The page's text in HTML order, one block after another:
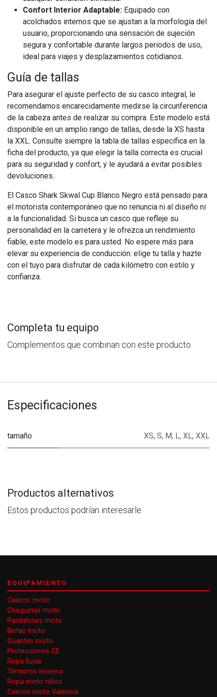
Confort Interior Adaptable: Equipado con
acolchados internos que se ajustan a la morfología del
usuario, proporcionando una sensación de sujeción
segura y confortable durante largos periodos de uso,
ideal para viajes y desplazamientos cotidianos.
Guía de tallas
Para asegurar el ajuste perfecto de su casco integral, le
recomendamos encarecidamente medirse la circunferencia
de la cabeza antes de realizar su compra. Este modelo está
disponible en un amplio rango de tallas, desde la XS hasta
la XXL. Consulte siempre la tabla de tallas específica en la
ficha del producto, ya que elegir la talla correcta es crucial
para su seguridad y confort, y le ayudará a evitar posibles
devoluciones.
El Casco Shark Skwal Cup Blanco Negro está pensado para
el motorista contemporáneo que no renuncia ni al diseño ni
a la funcionalidad. Si busca un casco que refleje su
personalidad en la carretera y le ofrezca un rendimiento
fiable, este modelo es para usted. No espere más para
elevar su experiencia de conducción: elige tu talla y hazte
con el tuyo para disfrutar de cada kilómetro con estilo y
confianza.
Completa tu equipo
Complementos que combinan con este producto
Especificaciones
tamaño XS, S, M, L, XL, XXL
Productos alternativos
Estos productos podrían interesarle
EQUIPAMIENTO
Cascos moto
Chaquetas moto
Pantalones moto
Botas moto
Guantes moto
Protecciones CE
Ropa lluvia
Térmicos invierno
Ropa moto niños
Cascos moto Valencia